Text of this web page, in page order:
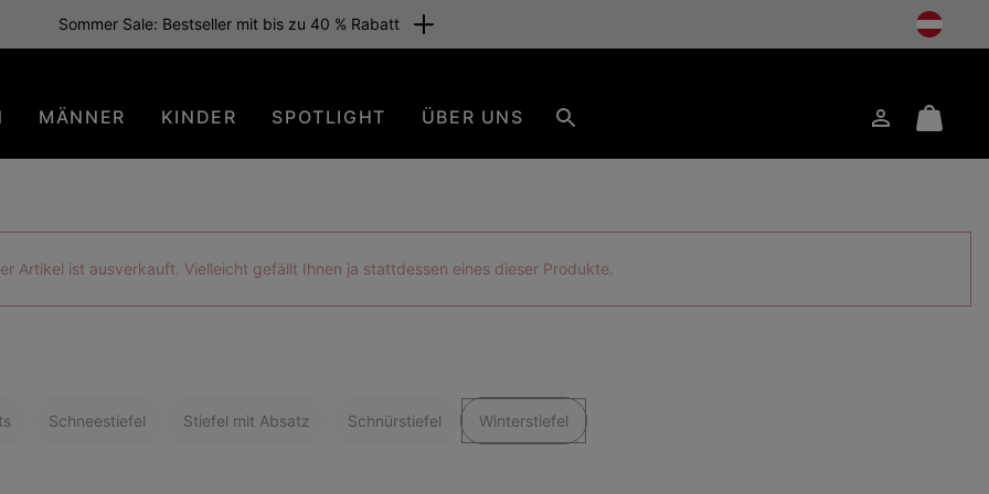
Versand für Mitglieder oder ab 80 € Warenwert. Sei dabei
MÄNNER KINDER SPOTLIGHT ÜBER UNS AnmeldenMini
Artikel ist ausverkauft. Vielleicht gefällt Ihnen ja stattdessen eines dieser Produkte.
Schneestiefel Stiefel mit Absatz Schnürstiefel Winterstiefel